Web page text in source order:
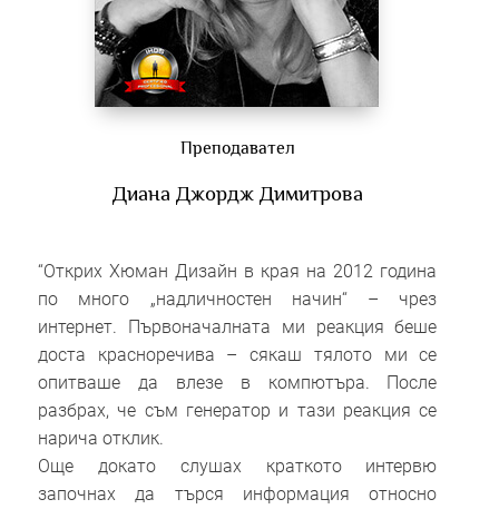
Преподавател
Диана Джордж Димитрова
“Открих Хюман Дизайн в края на 2012 година
по много „надличностен начин“ – чрез
интернет. Първоначалната ми реакция беше
доста красноречива – сякаш тялото ми се
опитваше да влезе в компютъра. После
разбрах, че съм генератор и тази реакция се
нарича отклик.
​Още докато слушах краткото интервю
започнах да търся информация относно